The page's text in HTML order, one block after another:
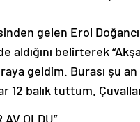
gelen Erol
aldığını belirterek
geldim. Burası şu
12 balık tuttum.
AV OLDU”